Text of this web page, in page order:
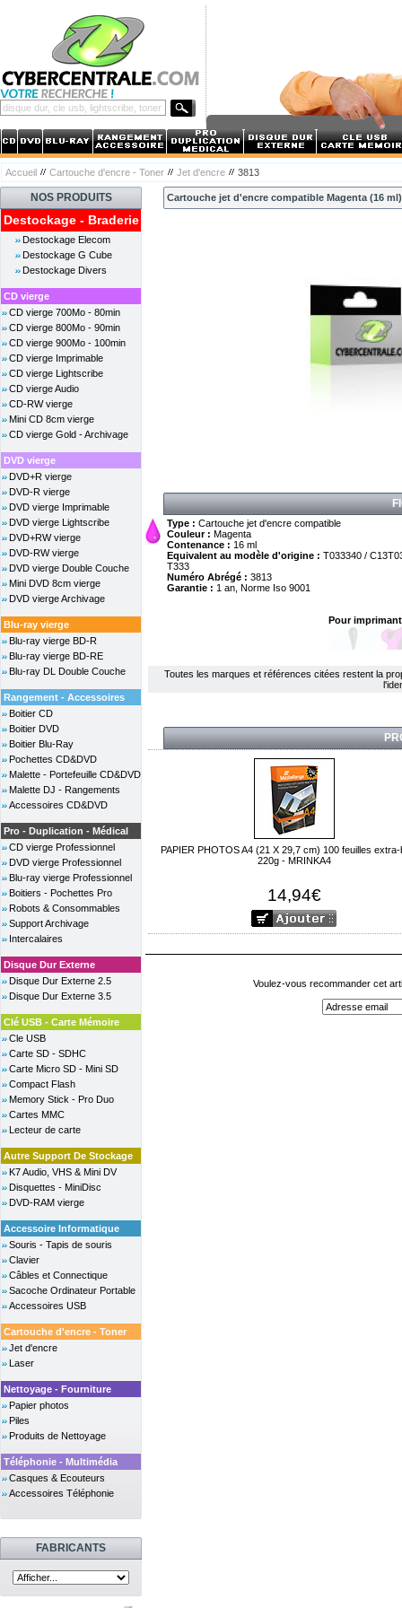
Accueil Cartouche d'encre - Toner Jet d'encre 3813
NOS PRODUITS
Destockage - Braderie
Destockage Elecom
Destockage G Cube
Destockage Divers
CD vierge
CD vierge 700Mo - 80min
CD vierge 800Mo - 90min
CD vierge 900Mo - 100min
CD vierge Imprimable
CD vierge Lightscribe
CD vierge Audio
CD-RW vierge
Mini CD 8cm vierge
CD vierge Gold - Archivage
DVD vierge
DVD+R vierge
DVD-R vierge
DVD vierge Imprimable
DVD vierge Lightscribe
DVD+RW vierge
DVD-RW vierge
DVD vierge Double Couche
Mini DVD 8cm vierge
DVD vierge Archivage
Blu-ray vierge
Blu-ray vierge BD-R
Blu-ray vierge BD-RE
Blu-ray DL Double Couche
Rangement - Accessoires
Boitier CD
Boitier DVD
Boitier Blu-Ray
Pochettes CD&DVD
Malette - Portefeuille CD&DVD
Malette DJ - Rangements
Accessoires CD&DVD
Pro - Duplication - Médical
CD vierge Professionnel
DVD vierge Professionnel
Blu-ray vierge Professionnel
Boitiers - Pochettes Pro
Robots & Consommables
Support Archivage
Intercalaires
Disque Dur Externe
Disque Dur Externe 2.5
Disque Dur Externe 3.5
Clé USB - Carte Mémoire
Cle USB
Carte SD - SDHC
Carte Micro SD - Mini SD
Compact Flash
Memory Stick - Pro Duo
Cartes MMC
Lecteur de carte
Autre Support De Stockage
K7 Audio, VHS & Mini DV
Disquettes - MiniDisc
DVD-RAM vierge
Accessoire Informatique
Souris - Tapis de souris
Clavier
Câbles et Connectique
Sacoche Ordinateur Portable
Accessoires USB
Cartouche d'encre - Toner
Jet d'encre
Laser
Nettoyage - Fourniture
Papier photos
Piles
Produits de Nettoyage
Téléphonie - Multimédia
Casques & Ecouteurs
Accessoires Téléphonie
FABRICANTS
Cartouche jet d'encre compatible Magenta (16 ml)
Type : Cartouche jet d'encre compatible
Couleur : Magenta
Contenance : 16 ml
Equivalent au modèle d'origine : T033340 /
T333
Numéro Abrégé : 3813
Garantie : 1 an, Norme Iso 9001
Pour
Toutes les marques et références citées restent la
PAPIER PHOTOS A4 (21 X 29,7 cm) 100 feuilles extra-
220g - MRINKA4
14,94€
Voulez-vous recommander cet